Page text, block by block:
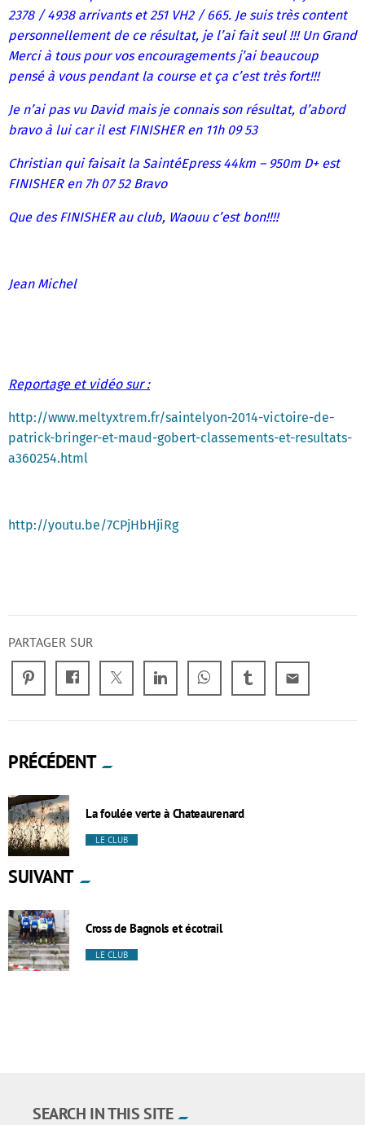
2378 / 4938 arrivants et 251 VH2 / 665. Je suis très content
personnellement de ce résultat, je l’ai fait seul !!! Un Grand
Merci à tous pour vos encouragements j’ai beaucoup
pensé à vous pendant la course et ça c’est très fort!!!
Je n’ai pas vu David mais je connais son résultat, d’abord
bravo à lui car il est FINISHER en 11h 09 53
Christian qui faisait la SaintéEpress 44km – 950m D+ est
FINISHER en 7h 07 52 Bravo
Que des FINISHER au club, Waouu c’est bon!!!!
Jean Michel
Reportage et vidéo sur :
http://www.meltyxtrem.fr/saintelyon-2014-victoire-de-
patrick-bringer-et-maud-gobert-classements-et-resultats-
a360254.html
http://youtu.be/7CPjHbHjiRg
PARTAGER SUR
email
PRÉCÉDENT
La foulée verte à Chateaurenard
LE CLUB
SUIVANT
Cross de Bagnols et écotrail
LE CLUB
SEARCH IN THIS SITE